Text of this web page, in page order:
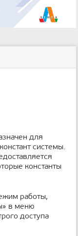
для
системы.
константы
работы,
в меню
доступа